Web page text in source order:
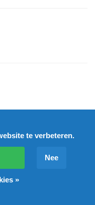
by
te verbeteren.
Nee
»